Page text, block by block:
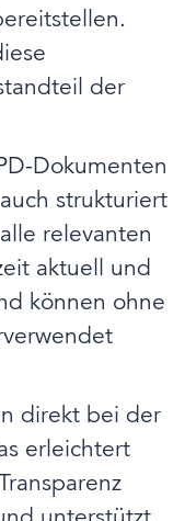
der
Dokumenten
strukturiert
relevanten
aktuell und
können ohne
direkt bei der
erleichtert